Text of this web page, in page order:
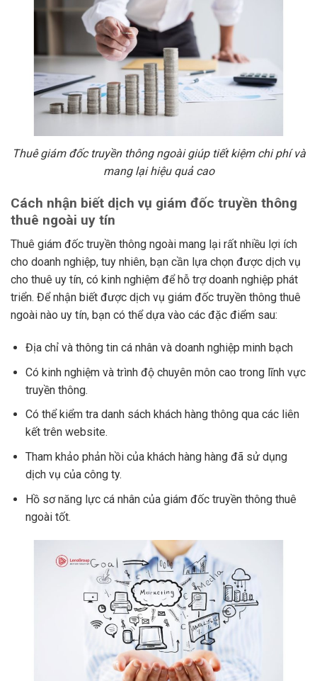
Thuê giám đốc truyền thông ngoài giúp tiết kiệm chi phí và
mang lại hiệu quả cao
Cách nhận biết dịch vụ giám đốc truyền thông
thuê ngoài uy tín
Thuê giám đốc truyền thông ngoài mang lại rất nhiều lợi ích
cho doanh nghiệp, tuy nhiên, bạn cần lựa chọn được dịch vụ
cho thuê uy tín, có kinh nghiệm để hỗ trợ doanh nghiệp phát
triển. Để nhận biết được dịch vụ giám đốc truyền thông thuê
ngoài nào uy tín, bạn có thể dựa vào các đặc điểm sau:
Địa chỉ và thông tin cá nhân và doanh nghiệp minh bạch
Có kinh nghiệm và trình độ chuyên môn cao trong lĩnh vực
truyền thông.
Có thể kiểm tra danh sách khách hàng thông qua các liên
kết trên website.
Tham khảo phản hồi của khách hàng hàng đã sử dụng
dịch vụ của công ty.
Hồ sơ năng lực cá nhân của giám đốc truyền thông thuê
ngoài tốt.